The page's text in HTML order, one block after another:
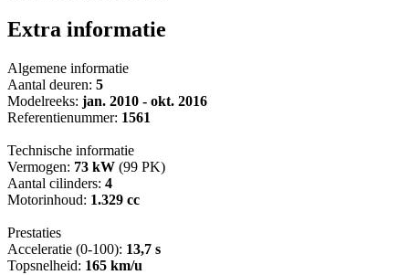
Extra informatie
Algemene informatie
Aantal deuren: 5
Modelreeks: jan. 2010 - okt. 2016
Referentienummer: 1561
Technische informatie
Vermogen: 73 kW (99 PK)
Aantal cilinders: 4
Motorinhoud: 1.329 cc
Prestaties
Acceleratie (0-100): 13,7 s
Topsnelheid: 165 km/u